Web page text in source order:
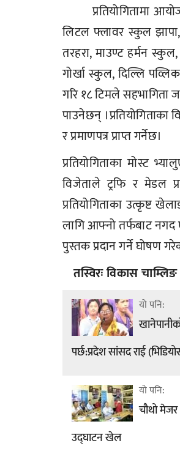
प्रतियोगितामा
लिटल फ्लावर स्कुल झापा,
तरहरा, माउण्ट हर्मन
गोर्खा स्कुल, दिल्लि
गरि १८ टिमले सहभागिता
पाउनेछन्
र प्रमाणपत्र प्राप्त गर्नेछ।
प्रतियोगिताका मोस्ट
विजेताले ट्रफि र मेडल
प्रतियोगिताका उत्कृष्ट
लागि आफ्नो तर्फबाट नगद
पुस्तक प्रदान गर्ने घोषण
तस्विरः विकास
यो पनि:
पर्छ:प्रदेश सांसद राई
यो पनि:
चौथो
उद्घाटन खेल